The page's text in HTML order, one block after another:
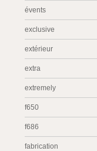
évents
exclusive
extérieur
extra
extremely
f650
f686
fabrication